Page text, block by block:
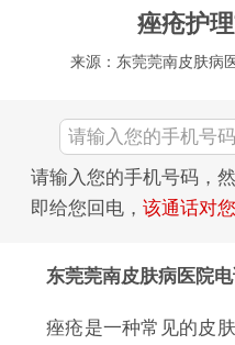
痤疮护
来源：东莞莞南皮肤病
请输入您的手机号码，
即给您回电， 该通话对
东莞莞南皮肤病医院
痤疮是一种常见的皮